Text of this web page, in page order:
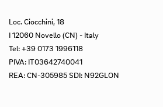
Loc. Ciocchini, 18
I 12060 Novello (CN) - Italy
Tel: +39 0173 1996118
PIVA: IT03642740041
REA: CN-305985 SDI: N92GLON